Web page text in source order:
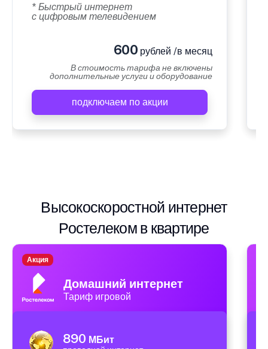
* Быстрый интернет
с цифровым телевидением
600 рублей /в месяц
В стоимость тарифа не включены
дополнительные услуги и оборудование
подключаем по акции
Высокоскоростной интернет
Ростелеком в квартире
Домашний интернет
Тариф игровой
Акция
890 МБит